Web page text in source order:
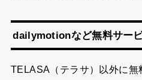
dailymotionなど無料サー
TELASA（テラサ）以外に無